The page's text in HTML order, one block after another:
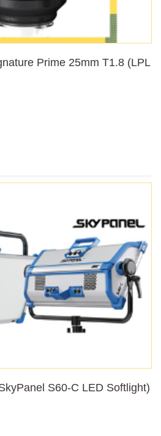
Prime 25mm T1.8 (LPL
S60-C LED Softlight)